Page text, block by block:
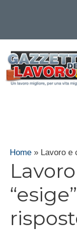
contenuto
Home » Lavoro e